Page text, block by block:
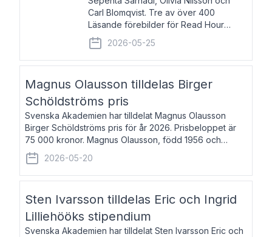
Carl Blomqvist. Tre av över 400
Läsande förebilder för Read Hour
Sverige. Foto: Michael Wall. Den ideella
föreningen Läsrörelsen tilldelas
Bernadottepriset 2026 för att den
2026-05-25
Magnus Olausson tilldelas Birger
Schöldströms pris
Svenska Akademien har tilldelat Magnus Olausson
Birger Schöldströms pris för år 2026. Prisbeloppet är
75 000 kronor. Magnus Olausson, född 1956 och
bosatt i Stockholm, är konstvetare, museiman och
hovman. Han disputerade 1993 vid Uppsala un
2026-05-20
Sten Ivarsson tilldelas Eric och Ingrid
Lilliehööks stipendium
Svenska Akademien har tilldelat Sten Ivarsson Eric och